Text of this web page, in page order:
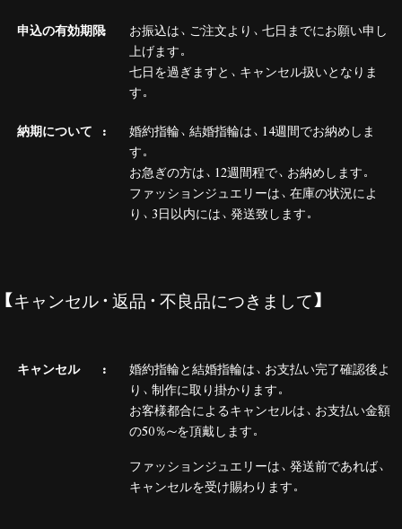
申込の有効期限
お振込は、ご注文より、七日までにお願い申し
上げます。
七日を過ぎますと、キャンセル扱いとなりま
す。
納期について
婚約指輪、結婚指輪は、14週間でお納めしま
す。
お急ぎの方は、12週間程で、お納めします。
ファッションジュエリーは、在庫の状況によ
り、3日以内には、発送致します。
【キャンセル・返品・不良品につきまして】
キャンセル
婚約指輪と結婚指輪は、お支払い完了確認後よ
り、制作に取り掛かります。
お客様都合によるキャンセルは、お支払い金額
の50％～を頂戴します。
ファッションジュエリーは、発送前であれば、
キャンセルを受け賜わります。